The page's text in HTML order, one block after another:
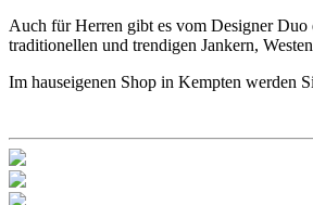
Auch für Herren gibt es vom Designer Duo
traditionellen und trendigen Jankern,
Im hauseigenen Shop in Kempten werden